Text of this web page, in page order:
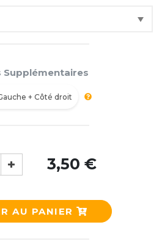
Supplémentaires
+ Côté droit
3,50 €
AU PANIER